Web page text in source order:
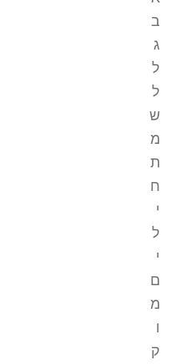
ב
ג
ל
ל
ש
מ
ת
ח
י
ל
י
ם
מ
ו
ק